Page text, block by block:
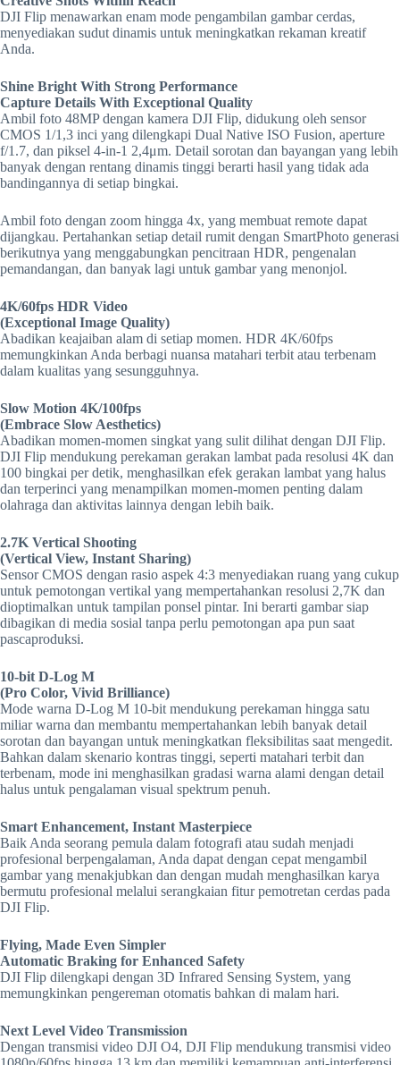
DJI Flip menawarkan enam mode pengambilan gambar cerdas,
menyediakan sudut dinamis untuk meningkatkan rekaman kreatif
Anda.
Shine Bright With Strong Performance
Capture Details With Exceptional Quality
Ambil foto 48MP dengan kamera DJI Flip, didukung oleh sensor
CMOS 1/1,3 inci yang dilengkapi Dual Native ISO Fusion, aperture
f/1.7, dan piksel 4-in-1 2,4μm. Detail sorotan dan bayangan yang lebih
banyak dengan rentang dinamis tinggi berarti hasil yang tidak ada
bandingannya di setiap bingkai.
Ambil foto dengan zoom hingga 4x, yang membuat remote dapat
dijangkau. Pertahankan setiap detail rumit dengan SmartPhoto generasi
berikutnya yang menggabungkan pencitraan HDR, pengenalan
pemandangan, dan banyak lagi untuk gambar yang menonjol.
4K/60fps HDR Video
(Exceptional Image Quality)
Abadikan keajaiban alam di setiap momen. HDR 4K/60fps
memungkinkan Anda berbagi nuansa matahari terbit atau terbenam
dalam kualitas yang sesungguhnya.
Slow Motion 4K/100fps
(Embrace Slow Aesthetics)
Abadikan momen-momen singkat yang sulit dilihat dengan DJI Flip.
DJI Flip mendukung perekaman gerakan lambat pada resolusi 4K dan
100 bingkai per detik, menghasilkan efek gerakan lambat yang halus
dan terperinci yang menampilkan momen-momen penting dalam
olahraga dan aktivitas lainnya dengan lebih baik.
2.7K Vertical Shooting
(Vertical View, Instant Sharing)
Sensor CMOS dengan rasio aspek 4:3 menyediakan ruang yang cukup
untuk pemotongan vertikal yang mempertahankan resolusi 2,7K dan
dioptimalkan untuk tampilan ponsel pintar. Ini berarti gambar siap
dibagikan di media sosial tanpa perlu pemotongan apa pun saat
pascaproduksi.
10-bit D-Log M
(Pro Color, Vivid Brilliance)
Mode warna D-Log M 10-bit mendukung perekaman hingga satu
miliar warna dan membantu mempertahankan lebih banyak detail
sorotan dan bayangan untuk meningkatkan fleksibilitas saat mengedit.
Bahkan dalam skenario kontras tinggi, seperti matahari terbit dan
terbenam, mode ini menghasilkan gradasi warna alami dengan detail
halus untuk pengalaman visual spektrum penuh.
Smart Enhancement, Instant Masterpiece
Baik Anda seorang pemula dalam fotografi atau sudah menjadi
profesional berpengalaman, Anda dapat dengan cepat mengambil
gambar yang menakjubkan dan dengan mudah menghasilkan karya
bermutu profesional melalui serangkaian fitur pemotretan cerdas pada
DJI Flip.
Flying, Made Even Simpler
Automatic Braking for Enhanced Safety
DJI Flip dilengkapi dengan 3D Infrared Sensing System, yang
memungkinkan pengereman otomatis bahkan di malam hari.
Next Level Video Transmission
Dengan transmisi video DJI O4, DJI Flip mendukung transmisi video